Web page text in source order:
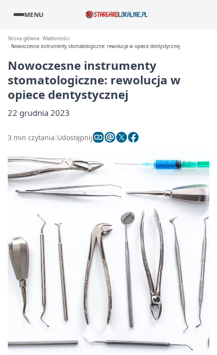
MENU
Strona główna Wiadomości
Nowoczesne instrumenty stomatologiczne: rewolucja w opiece dentystycznej
Nowoczesne instrumenty
stomatologiczne: rewolucja w
opiece dentystycznej
22 grudnia 2023
3 min czytania Udostępnij